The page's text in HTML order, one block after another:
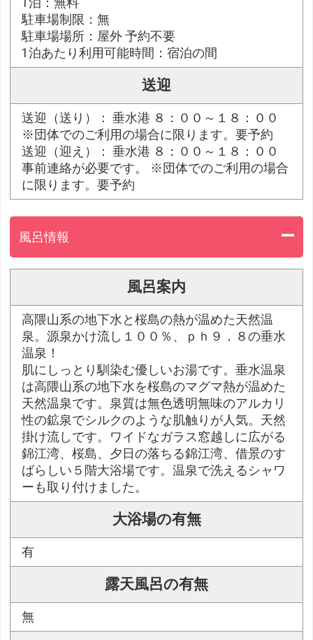
駐車場制限：無
駐車場場所：屋外 予約不要
1泊あたり利用可能時間：宿泊の間
送迎
送迎（送り）： 垂水港 ８：００～１８：００
※団体でのご利用の場合に限ります。要予約
送迎（迎え）： 垂水港 ８：００～１８：００
事前連絡が必要です。 ※団体でのご利用の場合
に限ります。要予約
風呂情報
風呂案内
高隈山系の地下水と桜島の熱が温めた天然温
泉。源泉かけ流し１００％、ｐｈ９．８の垂水
温泉！
肌にしっとり馴染む優しいお湯です。垂水温泉
は高隈山系の地下水を桜島のマグマ熱が温めた
天然温泉です。泉質は無色透明無味のアルカリ
性の鉱泉でシルクのような肌触りが人気。天然
掛け流しです。ワイドなガラス窓越しに広がる
錦江湾、桜島、夕日の落ちる錦江湾、借景のす
ばらしい５階大浴場です。温泉で洗えるシャワ
ーも取り付けました。
大浴場の有無
有
露天風呂の有無
無